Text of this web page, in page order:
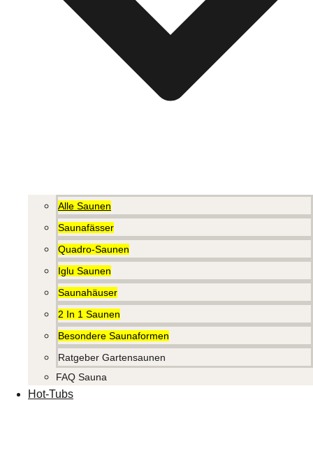
Alle Saunen
Saunafässer
Quadro-Saunen
Iglu Saunen
Saunahäuser
2 In 1 Saunen
Besondere Saunaformen
Ratgeber Gartensaunen
FAQ Sauna
Hot-Tubs